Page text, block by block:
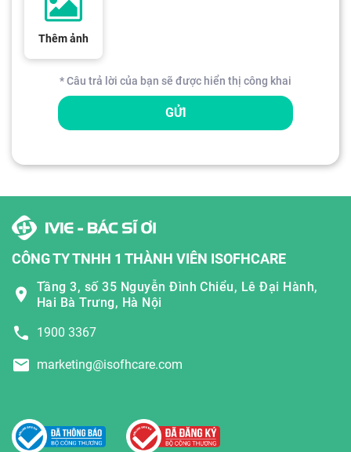
Thêm ảnh
* Câu trả lời của bạn sẽ được hiển thị công khai
GỬI
CÔNG TY TNHH 1 THÀNH VIÊN ISOFHCARE
Tầng 3, số 35 Nguyễn Đình Chiểu, Lê Đại Hành,
Hai Bà Trưng, Hà Nội
1900 3367
marketing@isofhcare.com